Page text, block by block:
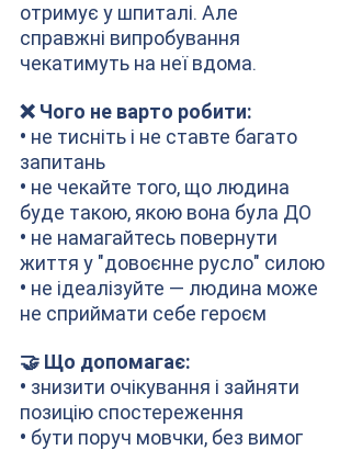
отримує у шпиталі. Але
справжні випробування
чекатимуть на неї вдома.
❌ Чого не варто робити:
• не тисніть і не ставте багато
запитань
• не чекайте того, що людина
буде такою, якою вона була ДО
• не намагайтесь повернути
життя у "довоєнне русло" силою
• не ідеалізуйте — людина може
не сприймати себе героєм
🤝 Що допомагає:
• знизити очікування і зайняти
позицію спостереження
• бути поруч мовчки, без вимог